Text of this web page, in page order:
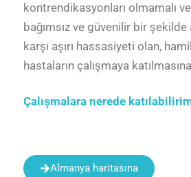
kontrendikasyonları olmamalı
bağımsız ve güvenilir bir
karşı aşırı hassasiyeti olan,
hastaların çalışmaya
Çalışmalara nerede
Almanya haritasına